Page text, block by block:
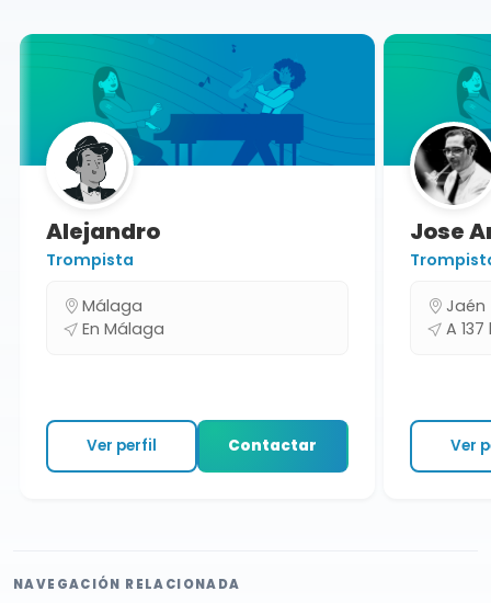
Alejandro
Trompista
Málaga
En Málaga
Ver perfil Contactar
Jose
Trompista
Jaén
A 137
Ver
NAVEGACIÓN RELACIONADA